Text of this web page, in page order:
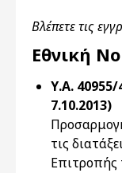
Βλέπετε τις
Εθνική
Υ.Α.
7.10.2013)
τις
Επιτροπής